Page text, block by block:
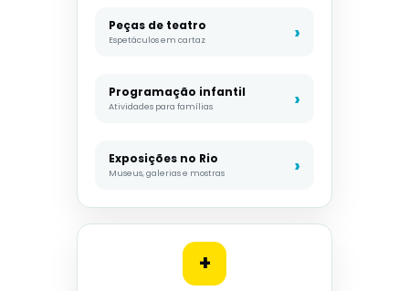
Peças de teatro
Espetáculos em cartaz
Programação infantil
Atividades para famílias
Exposições no Rio
Museus, galerias e mostras
+